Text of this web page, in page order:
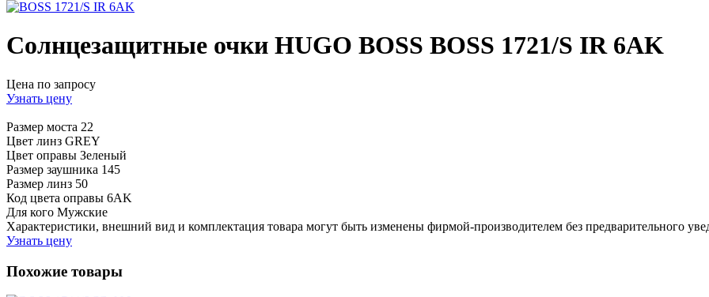
Солнцезащитные очки HUGO BOSS BOSS 1721/S IR 6AK
Цена по запросу
Узнать цену
Размер моста 22
Цвет линз GREY
Цвет оправы Зеленый
Размер заушника 145
Размер линз 50
Код цвета оправы 6AK
Для кого Мужские
Характеристики, внешний вид и комплектация товара могут быть изменены фирмой-производителем без предварительного
Узнать цену
Похожие товары